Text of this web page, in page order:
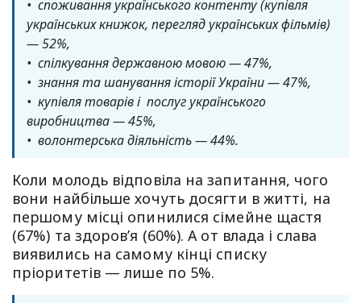
• споживання українського контенту (купівля
українських книжок, перегляд українських фільмів)
— 52%,
• спілкування державною мовою — 47%,
• знання та шанування історії України — 47%,
• купівля товарів і послуг українського
виробництва — 45%,
• волонтерська діяльність — 44%.
Коли молодь відповіла на запитання, чого
вони найбільше хочуть досягти в житті, на
першому місці опинилися сімейне щастя
(67%) та здоров’я (60%). А от влада і слава
виявились на самому кінці списку
пріоритетів — лише по 5%.